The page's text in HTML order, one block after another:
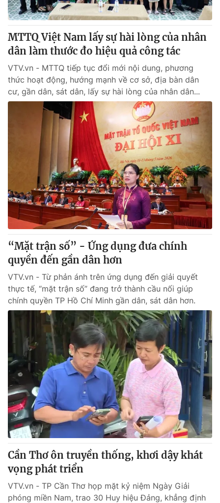
Tư vấn
Chuyên mục khác
Emagazine Podcast
Photo Infographic
Video Shorts video
VTV Money VTV Thể thao
VTV Sức khoẻ Bất động sản
Thị trường 24h Tấm lòng Việt
VTV4 Vươn mình bằng AI
VTV9 VTV8
Liên hệ tòa soạn
THỜI BÁO VTV
Theo dõi báo trên
Cơ quan chủ quản:Đài Truyền hình Việt Nam
Cơ quan báo chí:
Thời báo VTV
Giấy phép hoạt động báo in và báo điện tử số 483/GP-BTTTT
cấp ngày 29/12/2023
Tổng Biên tập:Vũ Thanh Thủy
Phó Tổng Biên tập:Nguyễn Thị Mỹ Hạnh, Phạm Quốc Thắng,
Nguyễn Trọng Ninh
Tổng đài VTV:024.38 355 931 - 024.38 355 932
Ðiện thoại Thời báo VTV:
024.66 897 897
Email:toasoan@vtv.vn
MTTQ Việt Nam lấy sự hài lòng của nhân
dân làm thước đo hiệu quả công tác
VTV.vn - MTTQ tiếp tục đổi mới nội dung, phương
thức hoạt động, hướng mạnh về cơ sở, địa bàn dân
cư, gần dân, sát dân, lấy sự hài lòng của nhân dân...
“Mặt trận số” - Ứng dụng đưa chính
quyền đến gần dân hơn
VTV.vn - Từ phản ánh trên ứng dụng đến giải quyết
thực tế, “mặt trận số” đang trở thành cầu nối giúp
chính quyền TP Hồ Chí Minh gần dân, sát dân hơn.
Cần Thơ ôn truyền thống, khơi dậy khát
vọng phát triển
VTV.vn - TP Cần Thơ họp mặt kỷ niệm Ngày Giải
phóng miền Nam, trao 30 Huy hiệu Đảng, khẳng định